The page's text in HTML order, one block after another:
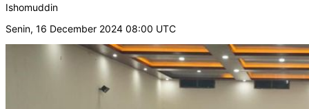
Ishomuddin
Senin, 16 December 2024 08:00 UTC